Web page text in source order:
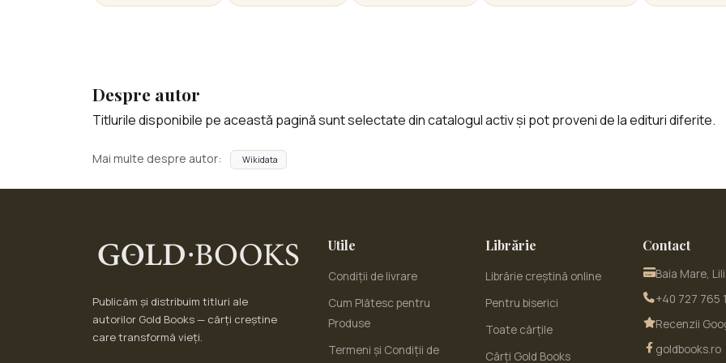
Despre autor
Titlurile disponibile pe această pagină sunt selectate din catalogul activ și pot proveni de la edituri diferite.
Mai multe despre autor: Wikidata
Publicăm și distribuim titluri ale
autorilor Gold Books — cărți creștine
care transformă vieți.
Utile
Condiții de livrare
Cum Plătesc pentru
Produse
Termeni și Condiții de
Librărie
Librărie creștină online
Pentru biserici
Toate cărțile
Cărți Gold Books
Contact
Baia Mare,
+40 727 765
Recenzii
goldbooks.ro